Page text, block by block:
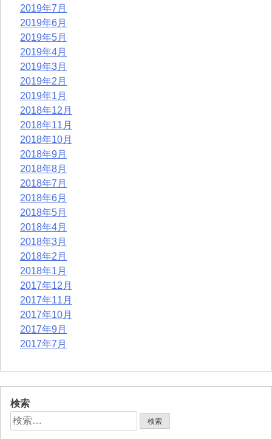
2019年7月
2019年6月
2019年5月
2019年4月
2019年3月
2019年2月
2019年1月
2018年12月
2018年11月
2018年10月
2018年9月
2018年8月
2018年7月
2018年6月
2018年5月
2018年4月
2018年3月
2018年2月
2018年1月
2017年12月
2017年11月
2017年10月
2017年9月
2017年7月
検索
検
索: